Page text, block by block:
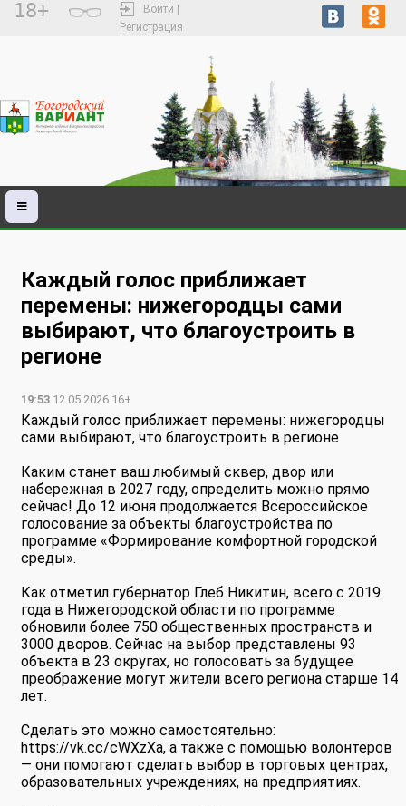
18+
Войти |
Регистрация
Каждый голос приближает
перемены: нижегородцы сами
выбирают, что благоустроить в
регионе
19:53 12.05.2026 16+
Каждый голос приближает перемены: нижегородцы
сами выбирают, что благоустроить в регионе
Каким станет ваш любимый сквер, двор или
набережная в 2027 году, определить можно прямо
сейчас! До 12 июня продолжается Всероссийское
голосование за объекты благоустройства по
программе «Формирование комфортной городской
среды».
Как отметил губернатор Глеб Никитин, всего с 2019
года в Нижегородской области по программе
обновили более 750 общественных пространств и
3000 дворов. Сейчас на выбор представлены 93
объекта в 23 округах, но голосовать за будущее
преображение могут жители всего региона старше 14
лет.
Сделать это можно самостоятельно:
https://vk.cc/cWXzXa, а также с помощью волонтеров
— они помогают сделать выбор в торговых центрах,
образовательных учреждениях, на предприятиях.